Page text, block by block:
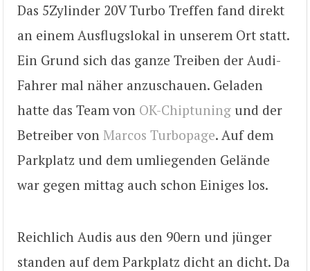
Das 5Zylinder 20V Turbo Treffen fand direkt
an einem Ausflugslokal in unserem Ort statt.
Ein Grund sich das ganze Treiben der Audi-
Fahrer mal näher anzuschauen. Geladen
hatte das Team von OK-Chiptuning und der
Betreiber von Marcos Turbopage. Auf dem
Parkplatz und dem umliegenden Gelände
war gegen mittag auch schon Einiges los.
Reichlich Audis aus den 90ern und jünger
standen auf dem Parkplatz dicht an dicht. Da